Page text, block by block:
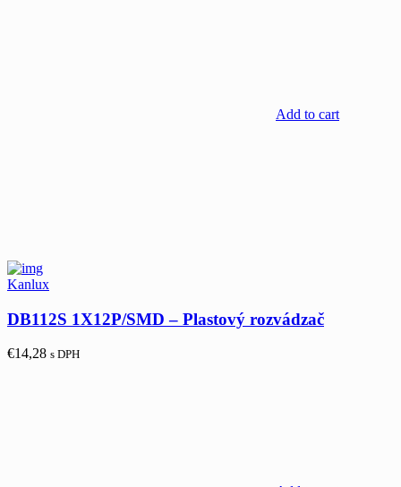
Add to cart
Kanlux
DB112S 1X12P/SMD – Plastový rozvádzač
€14,28 s DPH